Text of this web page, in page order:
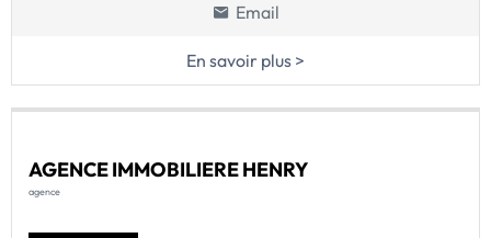
Email
En savoir plus >
AGENCE IMMOBILIERE HENRY
agence